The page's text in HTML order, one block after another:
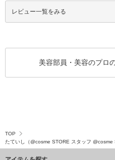
レビュー一覧をみる
美容部員・美容のプロ
TOP
たていし（@cosme STORE スタッフ